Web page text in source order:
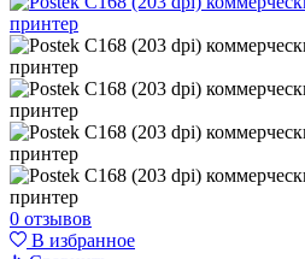
0 отзывов
В избранное